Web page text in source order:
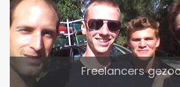
Freelancers